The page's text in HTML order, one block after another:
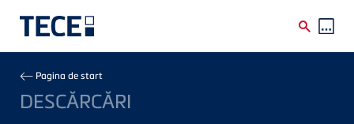
Breadcrumb
Pagina de start
DESCĂRCĂRI